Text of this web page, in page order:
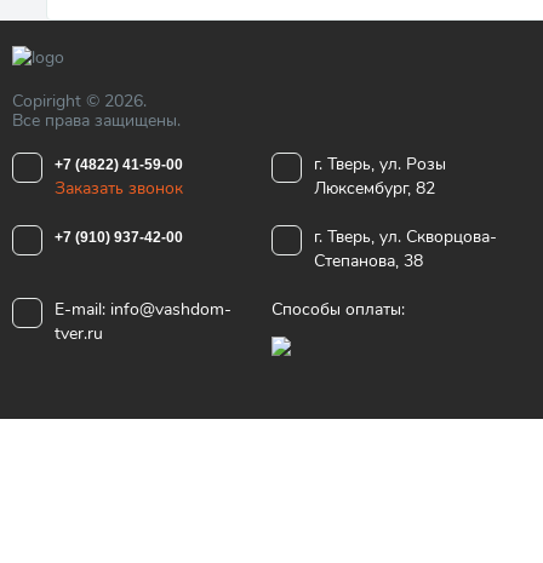
Copiright © 2026.
Все права защищены.
+7 (4822) 41-59-00
Заказать звонок
г. Тверь, ул. Розы
Люксембург, 82
+7 (910) 937-42-00
г. Тверь, ул. Скворцова-
Степанова, 38
E-mail: info@vashdom-
tver.ru
Способы оплаты: